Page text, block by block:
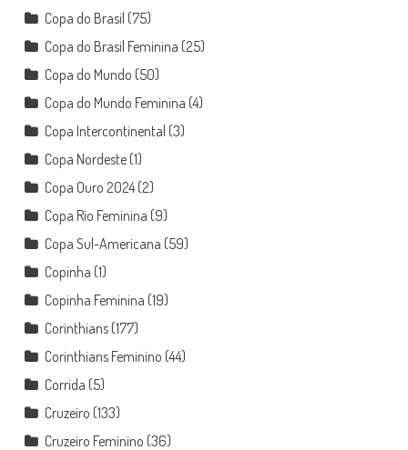
Copa do Brasil (75)
Copa do Brasil Feminina (25)
Copa do Mundo (50)
Copa do Mundo Feminina (4)
Copa Intercontinental (3)
Copa Nordeste(1)
Copa Ouro 2024(2)
Copa Rio Feminina (9)
Copa Sul-Americana (59)
Copinha (1)
Copinha Feminina (19)
Corinthians(177)
Corinthians Feminino (44)
Corrida (5)
Cruzeiro (133)
Cruzeiro Feminino (36)